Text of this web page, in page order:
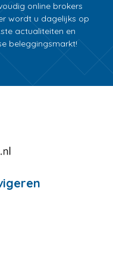
online brokers
wordt u dagelijks op
actualiteiten en
beleggingsmarkt!